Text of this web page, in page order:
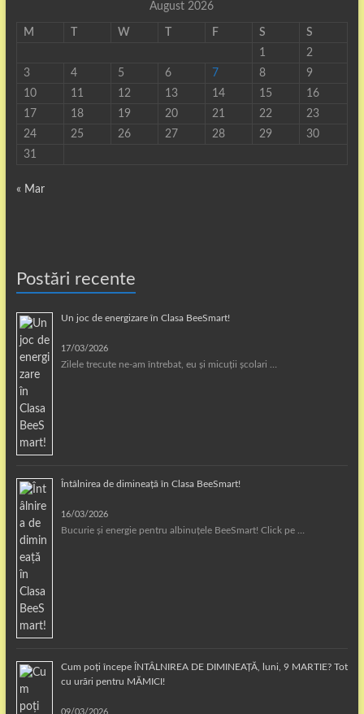
August 2026
M W F S
S
1
2
3
4 5 6 7 8
9
10
11 12 13 14 15
16
17
18 19 20 21 22
23
24
25 26 27 28 29
30
31
« Mar
Postări recente
Un joc de energizare în Clasa BeeSmart!
17/03/2026
Zilele trecute ne-am întrebat, eu și micuții școlari …
Întâlnirea de dimineață în Clasa BeeSmart!
16/03/2026
Bucurie și energie pentru albinuțele BeeSmart! Click pe …
Cum poți începe ÎNTÂLNIREA DE DIMINEAȚĂ, luni, 9 MARTIE? Tot
cu urări pentru MĂMICI!